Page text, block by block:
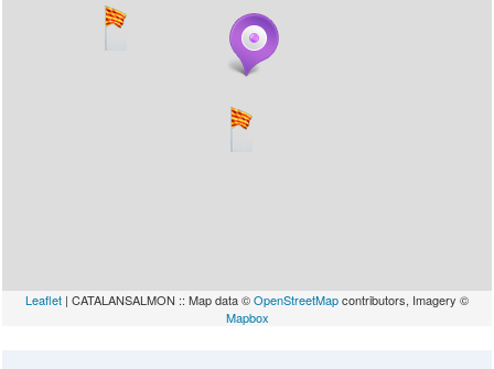
Leaflet | CATALANSALMON :: Map data ©OpenStreetMapcontributors, Imagery ©
Mapbox